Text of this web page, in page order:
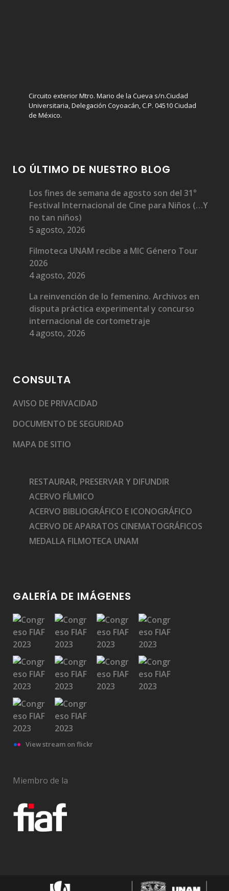
Circuito exterior Mtro. Mario de la Cueva s/n.Ciudad
Universitaria, Delegación Coyoacán, C.P. 04510 Ciudad
de México.
LO ÚLTIMO DE NUESTRO BLOG
Los fines de semana de agosto son del 31°
Festival Internacional de Cine para Niños (…Y
no tan niños)
5 agosto, 2026
Filmoteca UNAM recibe a MIC Género Tour
2026
4 agosto, 2026
La reinvención de lo femenino. Archivos en
disputa práctica experimental y concurso
internacional de cortometraje
4 agosto, 2026
CONSULTA
AVISO DE PRIVACIDAD
DOCUMENTO DE SEGURIDAD
MAPA DE SITIO
RESTAURAR, PRESERVAR Y DIFUNDIR
ACERVO FÍLMICO
ACERVO BIBLIOGRÁFICO E ICONOGRÁFICO
ACERVO DE APARATOS CINEMATOGRÁFICOS
MEDALLA FILMOTECA UNAM
GALERÍA DE IMÁGENES
View stream on flickr
Miembro de la